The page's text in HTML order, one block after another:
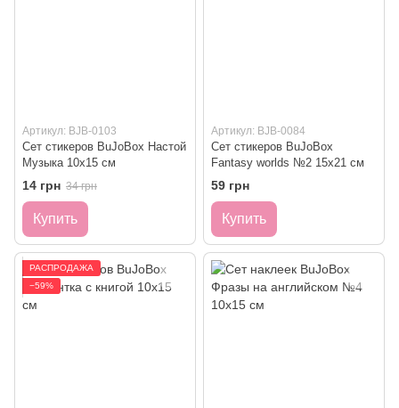
Артикул: BJB-0103
Сет стикеров BuJoBox Настой
Музыка 10х15 см
14 грн 34 грн
Купить
Артикул: BJB-0084
Сет стикеров BuJoBox
Fantasy worlds №2 15х21 см
59 грн
Купить
РАСПРОДАЖА
−59%